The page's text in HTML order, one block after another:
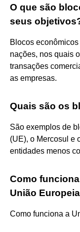
O que são
seus
Blocos
nações, nos quais
transações
as empresas.
Quais são os
São exemplos de
(UE), o Mercosul e
entidades menos
Como
União
Como funciona a